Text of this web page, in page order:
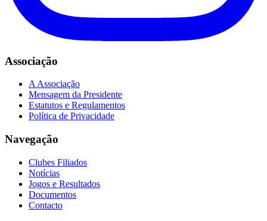
Associação
A Associação
Mensagem da Presidente
Estatutos e Regulamentos
Política de Privacidade
Navegação
Clubes Filiados
Notícias
Jogos e Resultados
Documentos
Contacto